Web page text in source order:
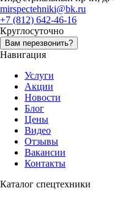
mirspectehniki@bk.ru
+7 (812) 642-46-16
Круглосуточно
Вам перезвонить?
Навигация
Услуги
Акции
Новости
Блог
Цены
Видео
Отзывы
Вакансии
Контакты
Каталог спецтехники